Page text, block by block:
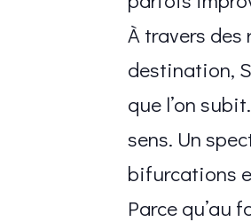
À travers
destination,
que l’on
sens. Un
bifurcations
Parce qu’au